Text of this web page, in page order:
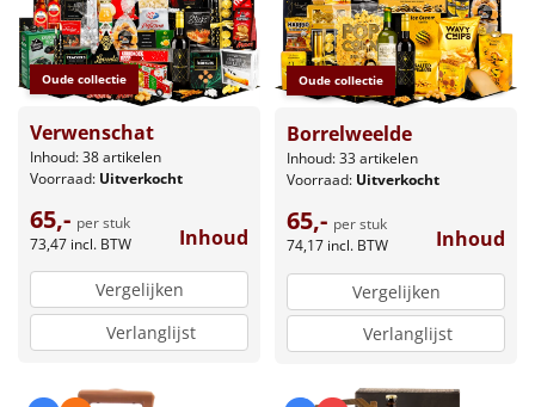
Oude collectie
Verwenschat
Inhoud: 38 artikelen
Voorraad: Uitverkocht
65,- per stuk
73,47 incl. BTW Inhoud
Vergelijken
Verlanglijst
Oude collectie
Borrelweelde
Inhoud: 33 artikelen
Voorraad: Uitverkocht
65,- per stuk
74,17 incl. BTW Inhoud
Vergelijken
Verlanglijst